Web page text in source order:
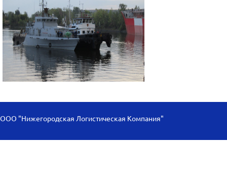
ООО "Нижегородская Логистическая Компания"